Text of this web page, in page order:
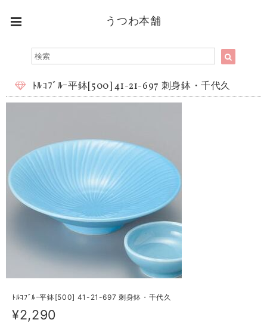
うつわ本舗
ﾄﾙｺﾌﾞﾙｰ平鉢[500] 41-21-697 刺身鉢・千代久
ﾄﾙｺﾌﾞﾙｰ平鉢[500] 41-21-697 刺身鉢・千代久
¥2,290